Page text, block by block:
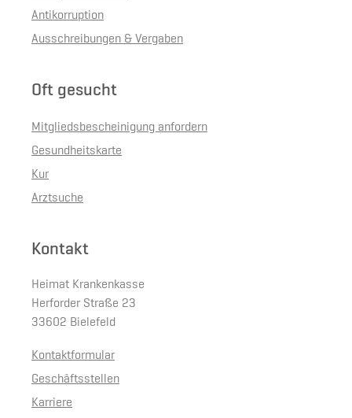
Antikorruption
Ausschreibungen & Vergaben
Oft gesucht
Mitgliedsbescheinigung anfordern
Gesundheitskarte
Kur
Arztsuche
Kontakt
Heimat Krankenkasse
Herforder Straße 23
33602 Bielefeld
Kontaktformular
Geschäftsstellen
Karriere